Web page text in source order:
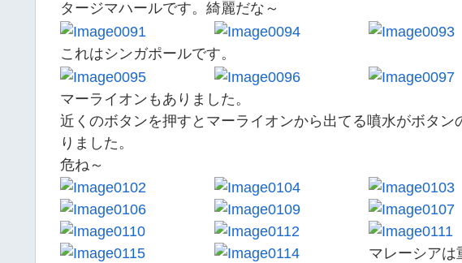
タージマハールです。綺麗だな～
これはシンガポールです。
マーライオンもありました。
近くのボタンを押すとマーライオンから出てる噴水がボタ
りました。
危ね～
マレーシアは